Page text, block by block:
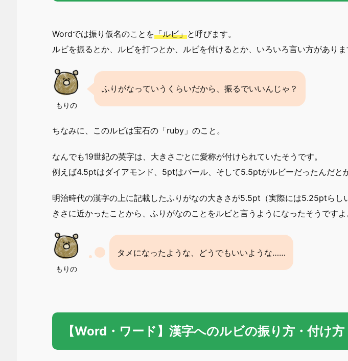
Wordでは振り仮名のことを「ルビ」と呼びます。
ルビを振るとか、ルビを打つとか、ルビを付けるとか、いろいろ言い方がありま
もりの
ふりがなっていうくらいだから、振るでいいんじゃ？
ちなみに、このルビは宝石の「ruby」のこと。
なんでも19世紀の英字は、大きさごとに愛称が付けられていたそうです。
例えば4.5ptはダイアモンド、5ptはパール、そして5.5ptがルビーだったんだとか
明治時代の漢字の上に記載したふりがなの大きさが5.5pt（実際には5.25ptらし
きさに近かったことから、ふりがなのことをルビと言うようになったそうですよ
もりの
タメになったような、どうでもいいような……
【Word・ワード】漢字へのルビの振り方・付け方